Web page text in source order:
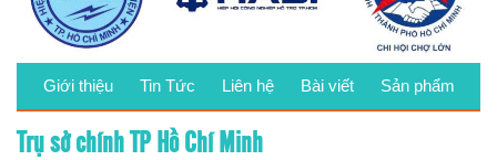
Giới thiệu Tin Tức Liên hệ Bài viết Sản phẩm
Trụ sở chính TP Hồ Chí Minh